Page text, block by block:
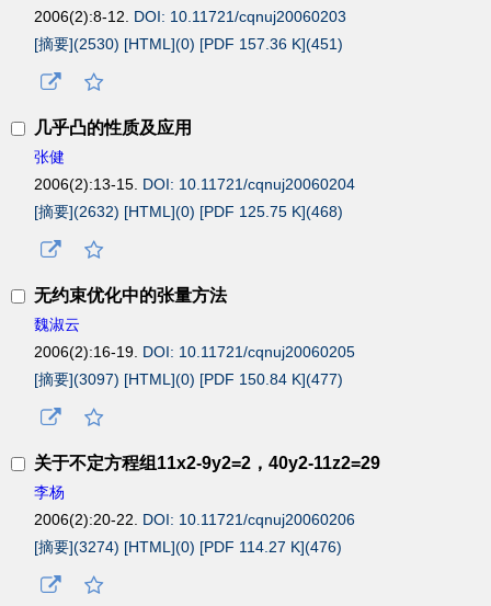
2006(2):8-12. DOI: 10.11721/cqnuj20060203
[摘要](2530) [HTML](0) [PDF 157.36 K](451)
几乎凸的性质及应用
张健
2006(2):13-15. DOI: 10.11721/cqnuj20060204
[摘要](2632) [HTML](0) [PDF 125.75 K](468)
无约束优化中的张量方法
魏淑云
2006(2):16-19. DOI: 10.11721/cqnuj20060205
[摘要](3097) [HTML](0) [PDF 150.84 K](477)
关于不定方程组11x2-9y2=2，40y2-11z2=29
李杨
2006(2):20-22. DOI: 10.11721/cqnuj20060206
[摘要](3274) [HTML](0) [PDF 114.27 K](476)